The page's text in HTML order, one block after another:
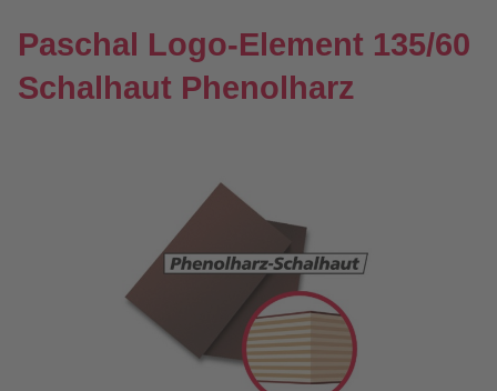
Paschal Logo-Element 135/60
Schalhaut Phenolharz
Bildergalerie überspringen